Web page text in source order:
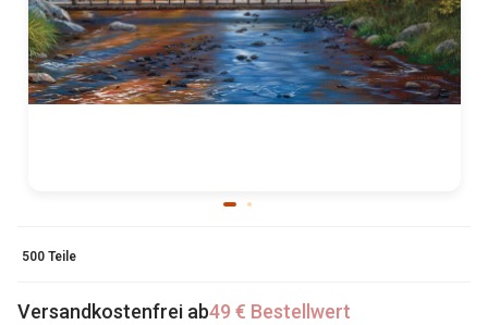
500 Teile
Versandkostenfrei ab49 € Bestellwert